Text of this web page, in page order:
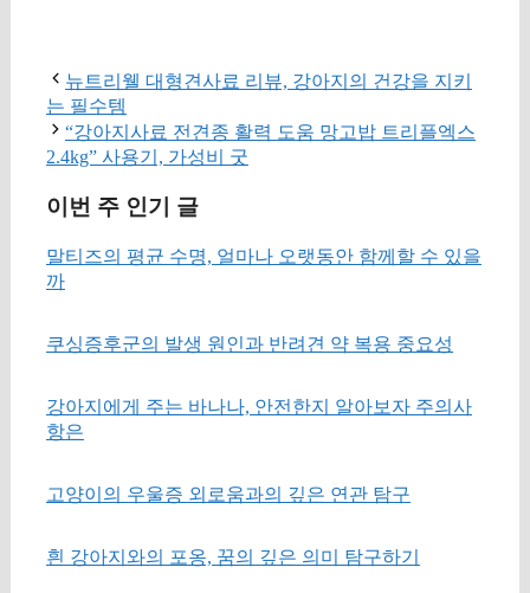
뉴트리웰 대형견사료 리뷰, 강아지의 건강을 지키
는 필수템
“강아지사료 전견종 활력 도움 망고밥 트리플엑스
2.4kg” 사용기, 가성비 굿
이번 주 인기 글
말티즈의 평균 수명, 얼마나 오랫동안 함께할 수 있을
까
쿠싱증후군의 발생 원인과 반려견 약 복용 중요성
강아지에게 주는 바나나, 안전한지 알아보자 주의사
항은
고양이의 우울증 외로움과의 깊은 연관 탐구
흰 강아지와의 포옹, 꿈의 깊은 의미 탐구하기